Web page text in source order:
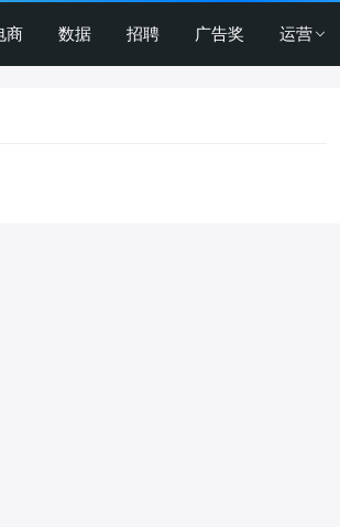
商 数据 招聘 广告奖 运营